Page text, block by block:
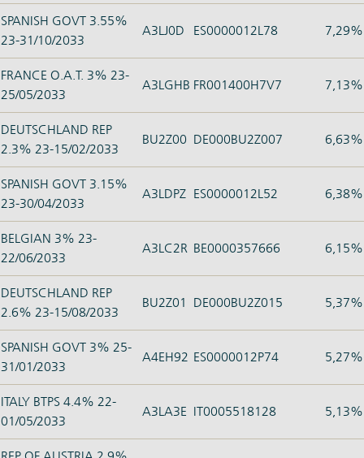
SPANISH GOVT 3.55%
23-31/10/2033
A3LJ0D ES0000012L78 7,29%
FRANCE O.A.T. 3% 23-
25/05/2033
A3LGHB FR001400H7V7 7,13%
DEUTSCHLAND REP
2.3% 23-15/02/2033
BU2Z00 DE000BU2Z007 6,63%
SPANISH GOVT 3.15%
23-30/04/2033
A3LDPZ ES0000012L52 6,38%
BELGIAN 3% 23-
22/06/2033
A3LC2R BE0000357666 6,15%
DEUTSCHLAND REP
2.6% 23-15/08/2033
BU2Z01 DE000BU2Z015 5,37%
SPANISH GOVT 3% 25-
31/01/2033
A4EH92 ES0000012P74 5,27%
ITALY BTPS 4.4% 22-
01/05/2033
A3LA3E IT0005518128 5,13%